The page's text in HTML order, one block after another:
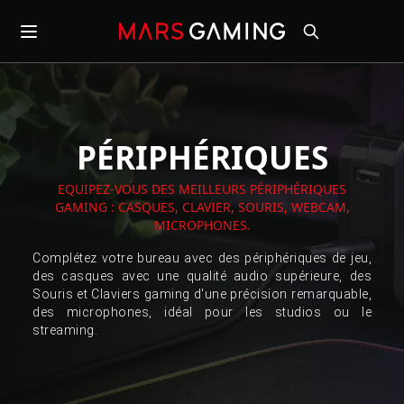
PÉRIPHÉRIQUES
EQUIPEZ-VOUS DES MEILLEURS PÉRIPHÉRIQUES
GAMING : CASQUES, CLAVIER, SOURIS, WEBCAM,
MICROPHONES.
Complétez votre bureau avec des périphériques de jeu,
des casques avec une qualité audio supérieure, des
Souris et Claviers gaming d'une précision remarquable,
des microphones, idéal pour les studios ou le
streaming.